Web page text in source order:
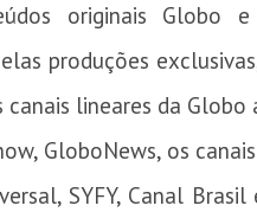
originais Globo
produções
lineares da
GloboNews, os
SYFY, Canal